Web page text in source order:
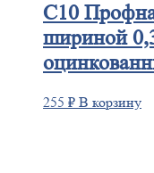
С10
шириной
255 ₽ В корзину